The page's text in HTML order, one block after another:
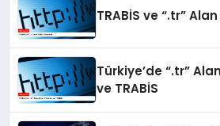
TRABİS ve “.tr”
Türkiye’de “.tr”
ve TRABİS